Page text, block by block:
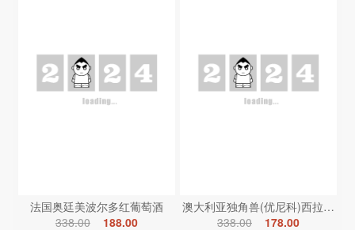
法国奥廷美波尔多红葡萄酒
338.00
188.00
澳大利亚独角兽(优尼科)西拉红葡
338.00
178.00